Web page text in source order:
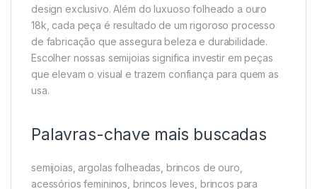
design exclusivo. Além do luxuoso folheado a ouro
18k, cada peça é resultado de um rigoroso processo
de fabricação que assegura beleza e durabilidade.
Escolher nossas semijoias significa investir em peças
que elevam o visual e trazem confiança para quem as
usa.
Palavras-chave mais buscadas
semijoias, argolas folheadas, brincos de ouro,
acessórios femininos, brincos leves, brincos para